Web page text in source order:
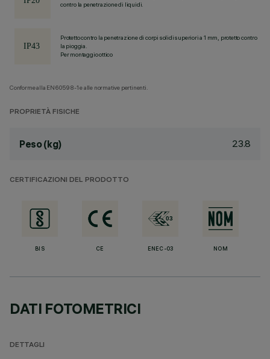
contro la penetrazione di liquidi.
Protetto contro la penetrazione di corpi solidi superiori a 1 mm, protetto contro
la pioggia.
Per montaggio ottico
Conforme alla EN60598-1 e alle normative pertinenti.
PROPRIETÀ FISICHE
Peso (kg) 23.8
CERTIFICAZIONI DEL PRODOTTO
BIS CE ENEC-03 NOM
DATI FOTOMETRICI
DETTAGLI